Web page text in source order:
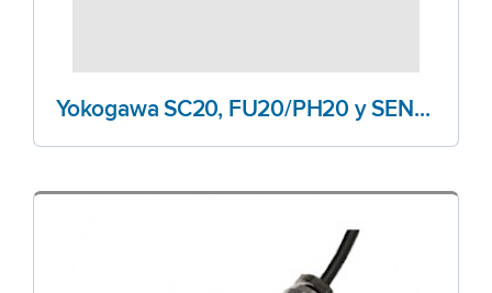
Yokogawa SC20, FU20/PH20 y SENCOM